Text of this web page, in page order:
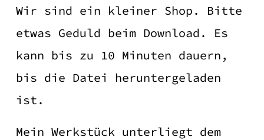
Wir sind ein kleiner Shop. Bitte
etwas Geduld beim Download. Es
kann bis zu 10 Minuten dauern,
bis die Datei heruntergeladen
ist.
Mein Werkstück unterliegt dem